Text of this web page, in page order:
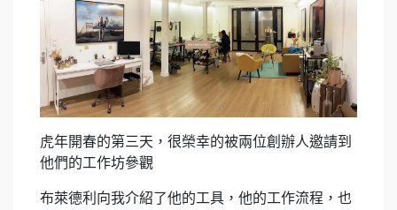
虎年開春的第三天，很榮幸的被兩位創辦人邀請到
他們的工作坊參觀
布萊德利向我介紹了他的工具，他的工作流程，也